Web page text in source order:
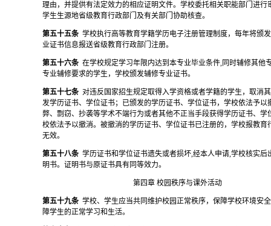
理由，并提供有法定效力的相应证明文件。学校委托相关职能部门进行
学生生源地省级教育行政部门及有关部门协助核查。
第五十五条 学校执行高等教育学籍学历电子注册管理制度，每年将颁
业证书信息报送省级教育行政部门注册。
第五十六条 在学校规定学习年限内达到本专业毕业条件,同时辅修其他
专业辅修要求的学生，学校颁发辅修专业证书。
第五十七条 对违反国家招生规定取得入学资格或者学籍的学生，取消
发学历证书、学位证书；已颁发的学历证书、学位证书，学校依法予以
弊、剽窃、抄袭等学术不端行为或者其他不正当手段获得学历证书、学
校依法予以撤消。被撤消的学历证书、学位证书已注册的，学校报教育
无效。
第五十八条 学历证书和学位证书遗失或者损坏,经本人申请,学校核实后
明书。证明书与原证书具有同等效力。
第四章 校园秩序与课外活动
第五十九条 学校、学生应当共同维护校园正常秩序，保障学校环境安
障学生的正常学习和生活。